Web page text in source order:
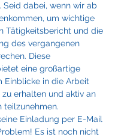
dabei, wenn wir ab
um wichtige
Tätigkeitsbericht und die
des vergangenen
Diese
eine großartige
Einblicke in die Arbeit
zu erhalten und aktiv an
teilzunehmen.
Einladung per E-Mail
Es ist noch nicht